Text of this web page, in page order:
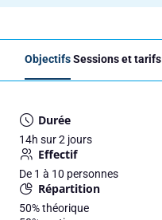
Objectifs Sessions et tarifs
Durée
14h sur 2 jours
Effectif
De 1 à 10 personnes
Répartition
50%théorique